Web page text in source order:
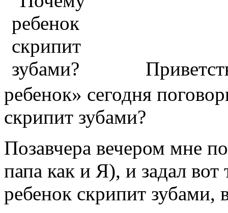
ребенок» сегодня
скрипит зубами?
Позавчера вечером мне
папа как и Я), и задал
ребенок скрипит